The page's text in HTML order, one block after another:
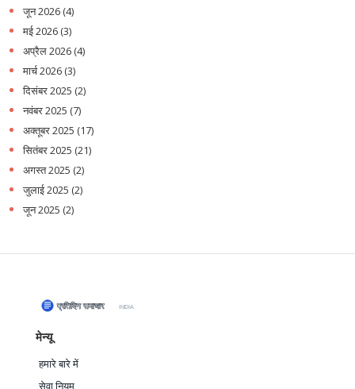
जून 2026 (4)
मई 2026 (3)
अप्रैल 2026 (4)
मार्च 2026 (3)
दिसंबर 2025 (2)
नवंबर 2025 (7)
अक्तूबर 2025 (17)
सितंबर 2025 (21)
अगस्त 2025 (2)
जुलाई 2025 (2)
जून 2025 (2)
मेन्यू
हमारे बारे में